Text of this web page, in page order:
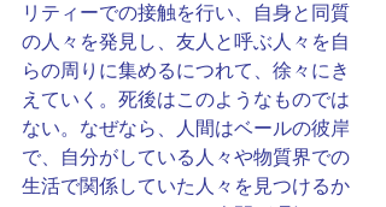
リティーでの接触を行い、自身と同質
の人々を発見し、友人と呼ぶ人々を自
らの周りに集めるにつれて、徐々にき
えていく。死後はこのようなものでは
ない。なぜなら、人間はベールの彼岸
で、自分がしている人々や物質界での
生活で関係していた人々を見つけるか